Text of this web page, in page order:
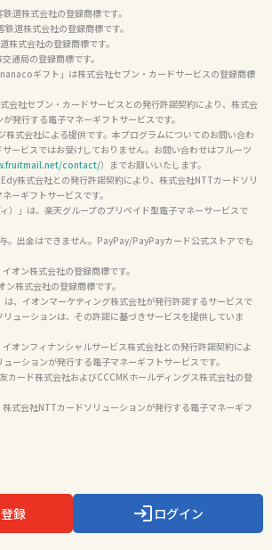
道株式会社の登録商標です。
道株式会社の登録商標です。
株式会社の登録商標です。
通局の登録商標です。
ギフト」は株式会社セブン・カードサービスの登録商標
会社セブン・カードサービスとの発行許諾契約により、株式会
発行する電子マネーギフトサービスです。
ービスではお受けしておりません。お問い合わせはフルーツ
contact/）までお願いいたします。
株式会社との発行許諾契約により、株式会社NTTカードソリ
ーギフトサービスです。
）」は、楽天グループのプリペイド型電子マネーサービスで
。出金はできません。PayPay/PayPayカード公式ストアでも
オン株式会社の登録商標です。
ン株式会社の登録商標です。
は、イオンマーケティング株式会社が発行許諾するサービスで
ューションは、その許諾に基づきサービスを提供していま
イオンフィナンシャルサービス株式会社との発行許諾契約によ
ーションが発行する電子マネーギフトサービスです。
カード株式会社およびCCCMKホールディングス株式会社の登
株式会社NTTカードソリューションが発行する電子マネーギフ
録 ログイン